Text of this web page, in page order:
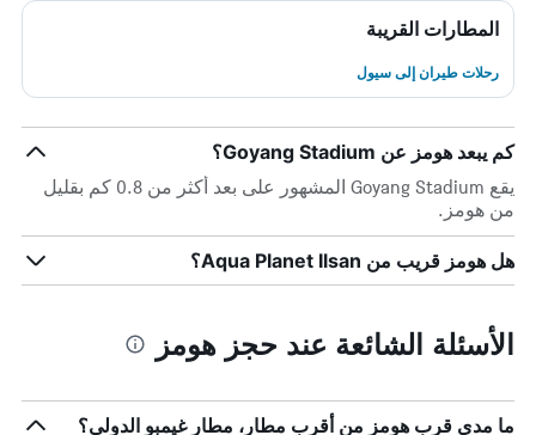
المطارات القريبة
رحلات طيران إلى سيول
كم يبعد هومز عن Goyang Stadium؟
يقع Goyang Stadium المشهور على بعد أكثر من 0.8 كم بقليل
من هومز.
هل هومز قريب من Aqua Planet Ilsan؟
الأسئلة الشائعة عند حجز هومز
ما مدى قرب هومز من أقرب مطار، مطار غيمبو الدولي؟